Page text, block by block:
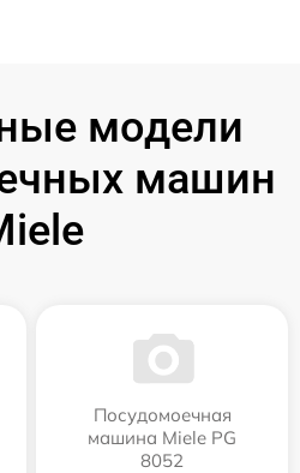
модели
машин
Посудомоечная
машина Miele PG
8052